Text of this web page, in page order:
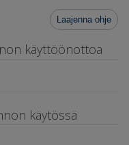
Laajenna ohje
käyttöönottoa
käytössä